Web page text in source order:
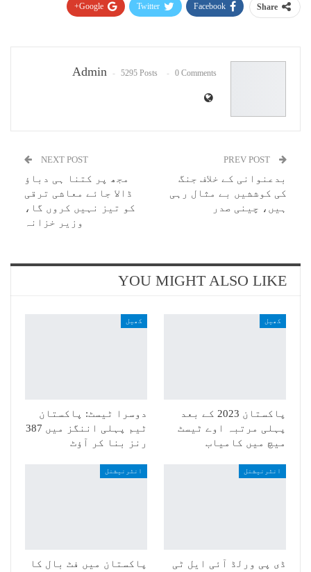
Share
Facebook
Twitter
Google+
Admin 5295 Posts 0 Comments
بدعنوانی کے خلاف جنگ
کی کوششیں بے مثال رہی
ہیں، چینی صدر
NEXT POST
مجھ پر کتنا ہی دباؤ
ڈالا جائے معاشی ترقی
کو تیز نہیں کروں گا،
وزیر خزانہ
YOU MIGHT ALSO LIKE
کھیل
پاکستان 2023 کے بعد
پہلی مرتبہ اوے ٹیسٹ
میچ میں کامیاب
کھیل
دوسرا ٹیسٹ: پاکستان
ٹیم پہلی اننگز میں 387
رنز بنا کر آؤٹ
انٹرنیشنل
ڈی پی ورلڈ آئی ایل ٹی
انٹرنیشنل
پاکستان میں فٹ بال کا